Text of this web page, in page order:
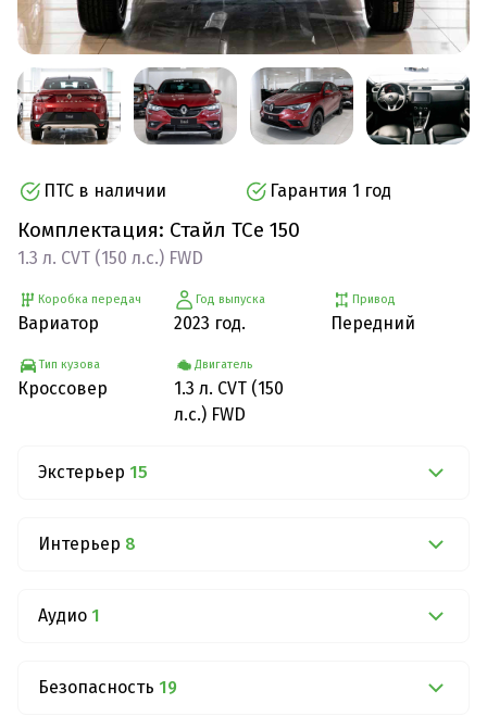
ПТС в наличии Гарантия 1 год
Комплектация: Стайл TCe 150
1.3 л. CVT (150 л.с.) FWD
Коробка передач
Вариатор
Тип кузова
Кроссовер
Год выпуска
2023 год.
Двигатель
1.3 л. CVT (150
л.с.) FWD
Привод
Передний
Экстерьер 15
Интерьер 8
Аудио 1
Безопасность 19